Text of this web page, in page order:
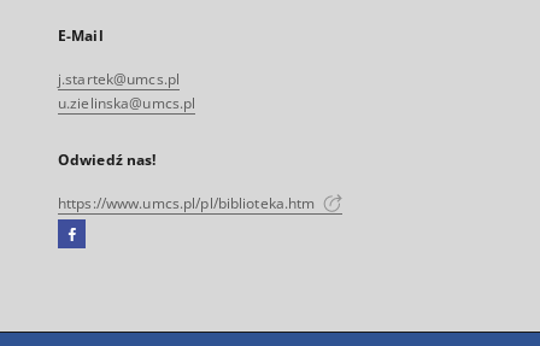
E-Mail
j.startek@umcs.pl
u.zielinska@umcs.pl
Odwiedź nas!
https://www.umcs.pl/pl/biblioteka.htm
Facebook
się